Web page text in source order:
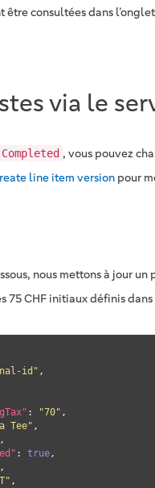
être consultées dans l’onglet
via le
Completed , vous pouvez
line item version pour
nous mettons à jour
75 CHF initiaux définis
id" ,
: "70" ,
Tee" ,
,
: true,
,
,